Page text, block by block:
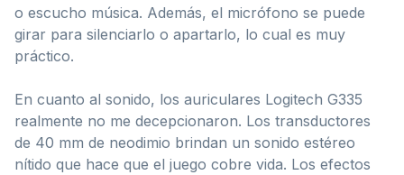
o escucho música. Además, el micrófono se puede
girar para silenciarlo o apartarlo, lo cual es muy
práctico.
En cuanto al sonido, los auriculares Logitech G335
realmente no me decepcionaron. Los transductores
de 40 mm de neodimio brindan un sonido estéreo
nítido que hace que el juego cobre vida. Los efectos